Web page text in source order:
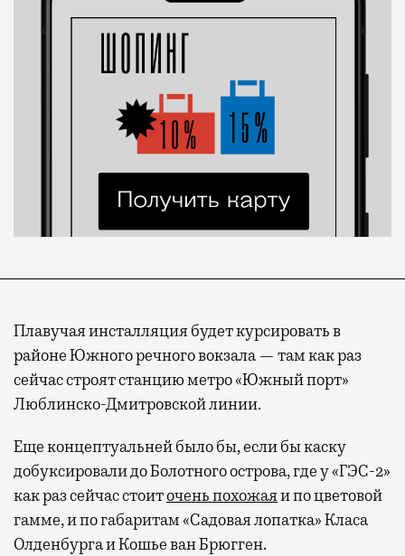
Плавучая инсталляция будет курсировать в
районе Южного речного вокзала — там как раз
сейчас строят станцию метро «Южный порт»
Люблинско-Дмитровской линии.
Еще концептуальней было бы, если бы каску
добуксировали до Болотного острова, где у «ГЭС-2»
как раз сейчас стоиточень похожаяи по цветовой
гамме, и по габаритам «Садовая лопатка» Класа
Олденбурга и Кошье ван Брюгген.